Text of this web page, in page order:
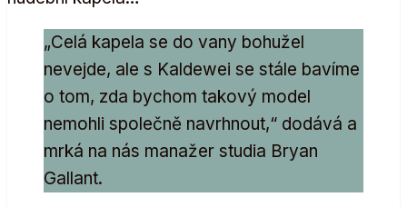
„Celá kapela se do vany bohužel
nevejde, ale s Kaldewei se stále bavíme
o tom, zda bychom takový model
nemohli společně navrhnout,“ dodává a
mrká na nás manažer studia Bryan
Gallant.